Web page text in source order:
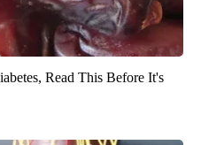
Read This Before It's